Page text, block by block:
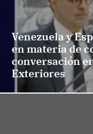
Venezuela y
en materia de
conversación
Exteriores